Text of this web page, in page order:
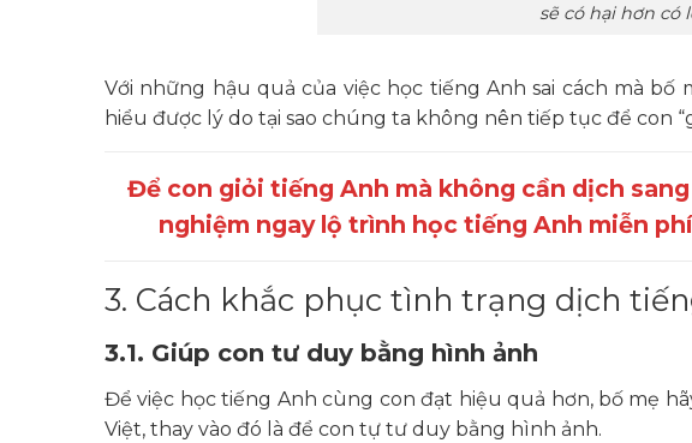
sẽ có hại hơn có
Với những hậu quả của việc học tiếng Anh sai cách mà
hiểu được lý do tại sao chúng ta không nên tiếp tục để con
Để con giỏi tiếng Anh mà không cần dịch
nghiệm ngay lộ trình học tiếng Anh miễn
3. Cách khắc phục tình trạng dịch
3.1. Giúp con tư duy bằng hình ảnh
Để việc học tiếng Anh cùng con đạt hiệu quả hơn, bố mẹ
Việt, thay vào đó là để con tự tư duy bằng hình ảnh.